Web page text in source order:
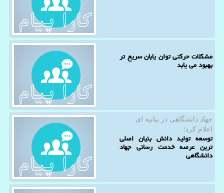
مشکلات حرکتی توان یابان سریع تر
بهبود می یابد
جهاد دانشگاهی در بیانیه ای
اعلام كرد؛
توسعه تولید دانش بنیان اصلی
ترین عرصه خدمت رسانی جهاد
دانشگاهی